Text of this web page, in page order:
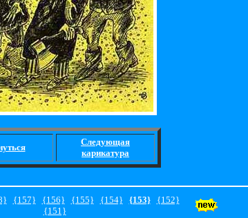
Следующая
карикатура
{157} {156} {155} {154} {153}
{152}
{151}